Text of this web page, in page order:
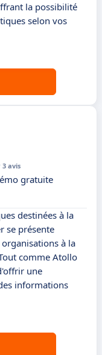
la possibilité
selon vos
3 avis
gratuite
destinées à la
se présente
à la
comme Atollo
une
informations